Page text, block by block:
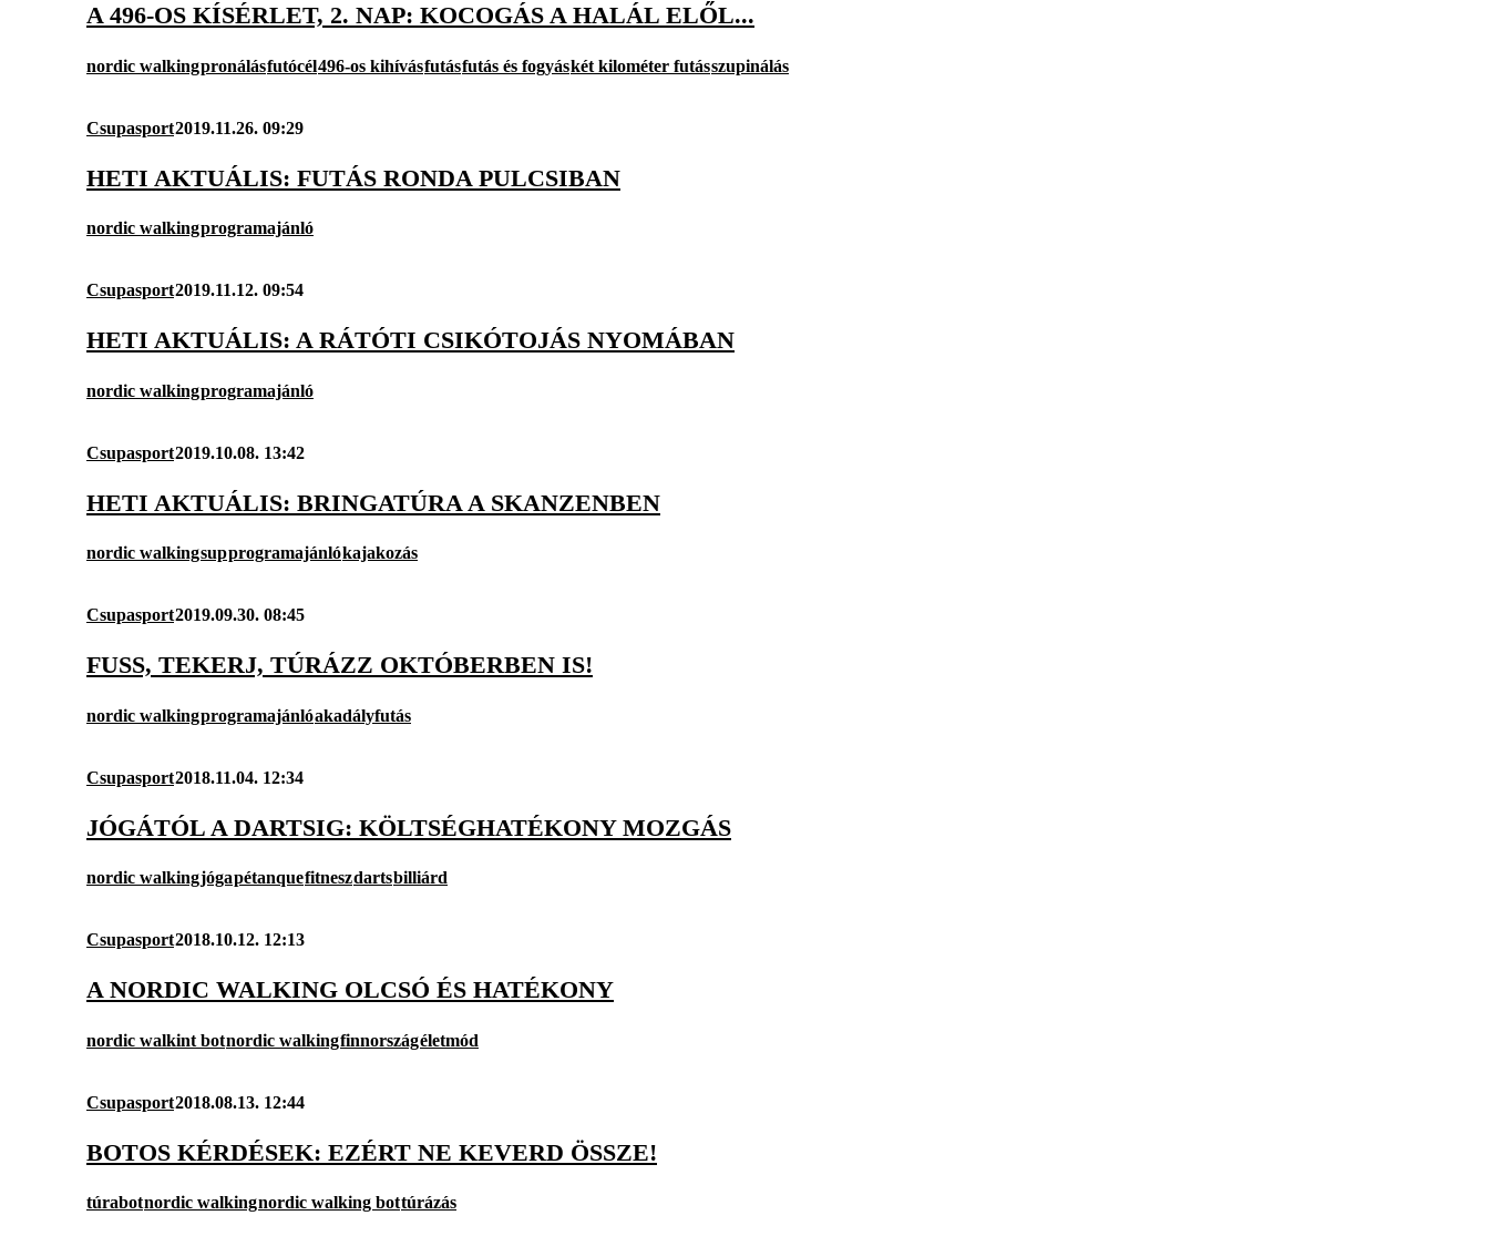
A 496-OS KÍSÉRLET, 2. NAP: KOCOGÁS A HALÁL ELŐL...
nordic walkingpronálásfutócél496-os kihívásfutásfutás és fogyáskét kilométer futásszupinálás
Csupasport2019.11.26. 09:29
HETI AKTUÁLIS: FUTÁS RONDA PULCSIBAN
nordic walkingprogramajánló
Csupasport2019.11.12. 09:54
HETI AKTUÁLIS: A RÁTÓTI CSIKÓTOJÁS NYOMÁBAN
nordic walkingprogramajánló
Csupasport2019.10.08. 13:42
HETI AKTUÁLIS: BRINGATÚRA A SKANZENBEN
nordic walkingsupprogramajánlókajakozás
Csupasport2019.09.30. 08:45
FUSS, TEKERJ, TÚRÁZZ OKTÓBERBEN IS!
nordic walkingprogramajánlóakadályfutás
Csupasport2018.11.04. 12:34
JÓGÁTÓL A DARTSIG: KÖLTSÉGHATÉKONY MOZGÁS
nordic walkingjógapétanquefitneszdartsbilliárd
Csupasport2018.10.12. 12:13
A NORDIC WALKING OLCSÓ ÉS HATÉKONY
nordic walkint botnordic walkingfinnországéletmód
Csupasport2018.08.13. 12:44
BOTOS KÉRDÉSEK: EZÉRT NE KEVERD ÖSSZE!
túrabotnordic walkingnordic walking bottúrázás